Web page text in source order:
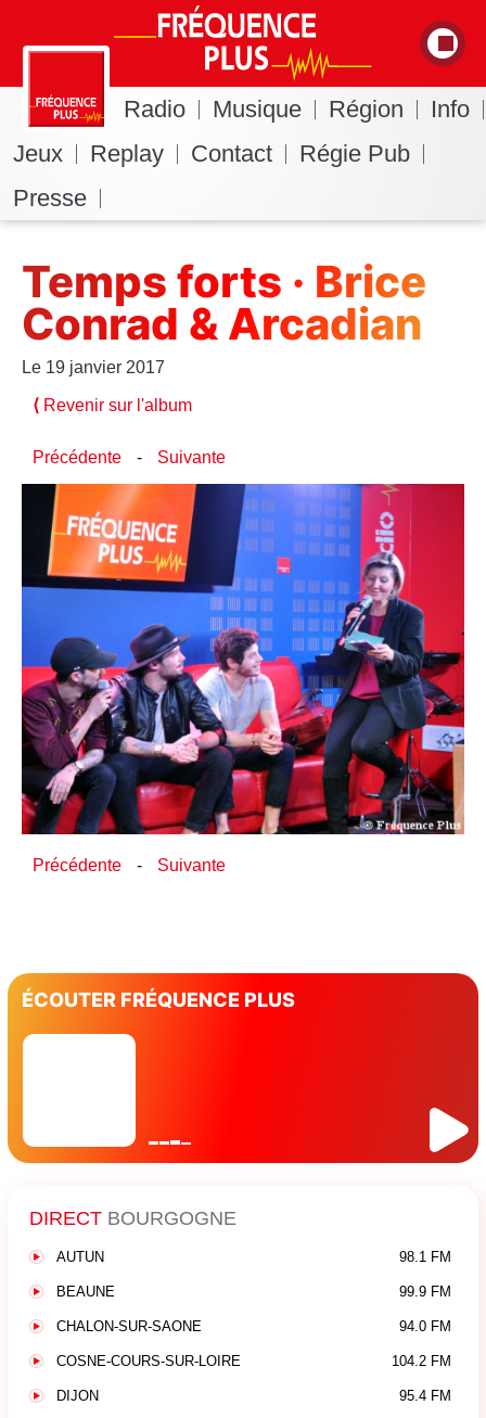
Radio Musique Région
Info
Jeux
Replay Contact
Régie Pub
Presse
Temps forts · Brice
Conrad & Arcadian
Le 19 janvier 2017
⟨ Revenir sur l'album
Précédente - Suivante
Précédente - Suivante
ÉCOUTER FRÉQUENCE PLUS
DIRECT BOURGOGNE
AUTUN 98.1 FM
BEAUNE 99.9 FM
CHALON-SUR-SAONE 94.0 FM
COSNE-COURS-SUR-LOIRE 104.2 FM
DIJON 95.4 FM